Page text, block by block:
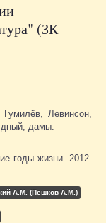
(ЗК
Гумилёв, Левинсон,
дамы.
годы жизни. 2012.
А.М. (Пешков А.М.)